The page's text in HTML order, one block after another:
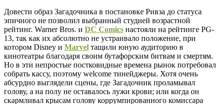
Довести образ Загадочника в постановке Ривза до статуса
эпичного не позволил выбранный студией возрастной
рейтинг. Warner Bros. и DC Comics настояли на рейтинге PG-
13, так как их абсолютно не устраивало положение, при
котором Disney и Marvel тащили юную аудиторию в
кинотеатры благодаря своим бутафорским битвам и смертям.
Но в эти непростые постковидные времена рынок потребовал
собрать кассу, поэтому welcome тинейджеры. Хотя очень
абсурдно выглядели сцены, где Загадочник проламывал
голову, а на полу не оставалось лужи крови; или когда он
скармливал крысам голову коррумпированного комиссара